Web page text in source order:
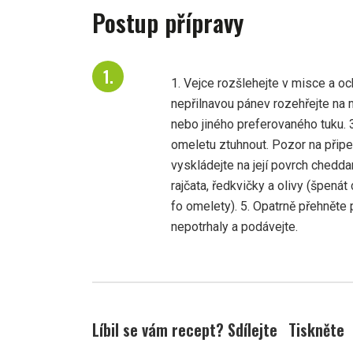
Postup přípravy
1. Vejce rozšlehejte v misce a
nepřilnavou pánev rozehřejte na
nebo jiného preferovaného tuku.
omeletu ztuhnout. Pozor na
vyskládejte na její povrch
rajčata, ředkvičky a olivy
fo omelety). 5. Opatrně
nepotrhaly a podávejte.
Líbil se vám recept? Sdílejte Tiskněte